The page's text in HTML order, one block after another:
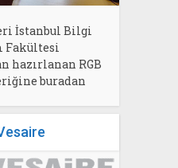
İstanbul Bilgi
hazırlanan RGB
buradan